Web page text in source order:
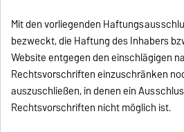
Mit den vorliegenden
bezweckt, die Haftung des Inhabers
Website entgegen den einschlägigen
Rechtsvorschriften einzuschränken
auszuschließen, in denen ein
Rechtsvorschriften nicht möglich ist.